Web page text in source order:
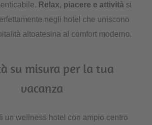
Relax, piacere e attività si
negli hotel che uniscono
altoatesina al comfort moderno.
su misura per la tua
vacanza
un wellness hotel con ampio centro